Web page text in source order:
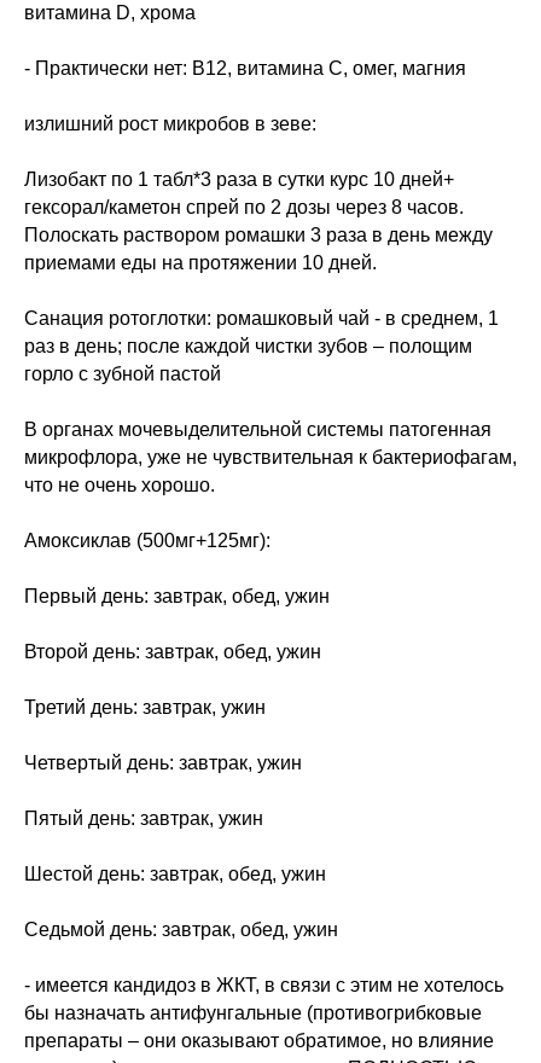
витамина D, хрома
- Практически нет: В12, витамина С, омег, магния
излишний рост микробов в зеве:
Лизобакт по 1 табл*3 раза в сутки курс 10 дней+
гексорал/каметон спрей по 2 дозы через 8 часов.
Полоскать раствором ромашки 3 раза в день между
приемами еды на протяжении 10 дней.
Санация ротоглотки: ромашковый чай - в среднем, 1
раз в день; после каждой чистки зубов – полощим
горло с зубной пастой
В органах мочевыделительной системы патогенная
микрофлора, уже не чувствительная к бактериофагам,
что не очень хорошо.
Амоксиклав (500мг+125мг):
Первый день: завтрак, обед, ужин
Второй день: завтрак, обед, ужин
Третий день: завтрак, ужин
Четвертый день: завтрак, ужин
Пятый день: завтрак, ужин
Шестой день: завтрак, обед, ужин
Седьмой день: завтрак, обед, ужин
- имеется кандидоз в ЖКТ, в связи с этим не хотелось
бы назначать антифунгальные (противогрибковые
препараты – они оказывают обратимое, но влияние